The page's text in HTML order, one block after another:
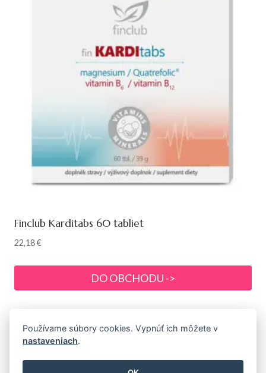
Finclub Karditabs 60 tabliet
22,18€
DO OBCHODU ->
Používame súbory cookies. Vypnúť ich môžete v
nastaveniach.